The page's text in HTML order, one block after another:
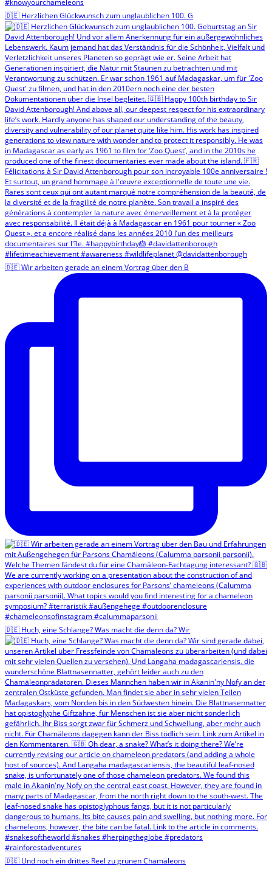
🇩🇪 Herzlichen Glückwunsch zum unglaublichen 100. G
🇩🇪 Wir arbeiten gerade an einem Vortrag über den B
🇩🇪 Huch, eine Schlange? Was macht die denn da? Wir
🇩🇪 Und noch ein drittes Reel zu grünen Chamäleons